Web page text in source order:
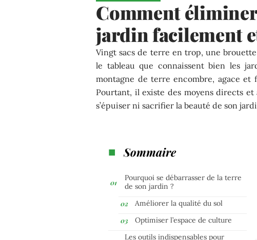
Comment
jardin facilement
Vingt sacs de terre en trop, une
le tableau que connaissent bien les
montagne de terre encombre, agace
Pourtant, il existe des moyens directs et
s’épuiser ni sacrifier la beauté de son
Sommaire
Pourquoi se débarrasser de la terre
de son jardin ?
Améliorer la qualité du sol
Optimiser l’espace de culture
Les outils indispensables pour